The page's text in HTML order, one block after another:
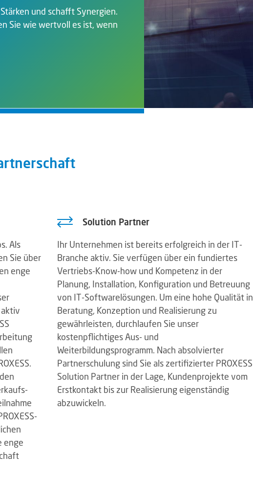
und schafft Synergien.
Sie wie wertvoll es ist, wenn
Als
Sie über
enge
enge
Solution Partner
Ihr Unternehmen ist bereits erfolgreich in der IT-
Branche aktiv. Sie verfügen über ein fundiertes
Vertriebs-Know-how und Kompetenz in der
Planung, Installation, Konfiguration und Betreuung
von IT-Softwarelösungen. Um eine hohe Qualität in
Beratung, Konzeption und Realisierung zu
gewährleisten, durchlaufen Sie unser
kostenpflichtiges Aus- und
Weiterbildungsprogramm. Nach absolvierter
Partnerschulung sind Sie als zertifizierter PROXESS
Solution Partner in der Lage, Kundenprojekte vom
Erstkontakt bis zur Realisierung eigenständig
abzuwickeln.